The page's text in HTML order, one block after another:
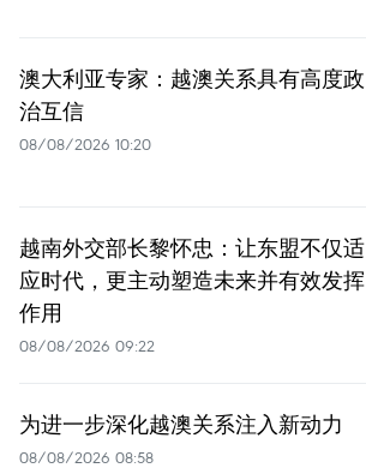
澳大利亚专家：越澳关系具有高度政
治互信
08/08/2026 10:20
越南外交部长黎怀忠：让东盟不仅适
应时代，更主动塑造未来并有效发挥
作用
08/08/2026 09:22
为进一步深化越澳关系注入新动力
08/08/2026 08:58